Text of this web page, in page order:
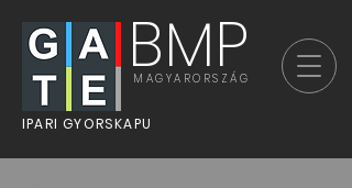
BMP
MAGYARORSZÁG
IPARI GYORSKAPU